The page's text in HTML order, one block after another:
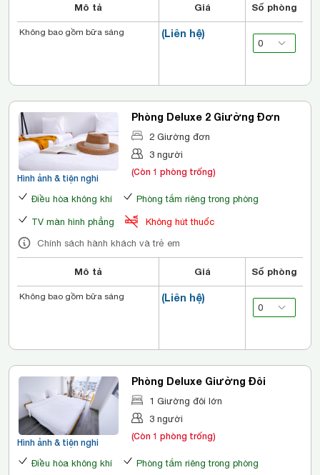
Mô tả Giá Số phòng
(Liên hệ)
Không bao gồm bữa sáng
Hình ảnh & tiện nghi
Phòng Deluxe 2 Giường Đơn
2 Giường đơn
3 người
(Còn 1 phòng trống)
Điều hòa không khí Phòng tắm riêng trong phòng
TV màn hình phẳng
Không hút thuốc
Chính sách hành khách và trẻ em
Mô tả Giá Số phòng
(Liên hệ)
Không bao gồm bữa sáng
Hình ảnh & tiện nghi
Phòng Deluxe Giường Đôi
1 Giường đôi lớn
3 người
(Còn 1 phòng trống)
Điều hòa không khí Phòng tắm riêng trong phòng